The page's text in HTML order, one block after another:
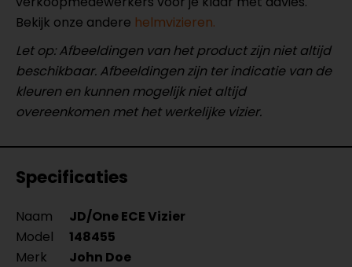
Bekijk onze andere helmvizieren.
Let op: Afbeeldingen van het product zijn niet altijd
beschikbaar. Afbeeldingen zijn ter indicatie van de
kleuren en kunnen mogelijk niet altijd
overeenkomen met het werkelijke vizier.
Specificaties
Naam
JD/One ECE Vizier
Model
148455
Merk
John Doe